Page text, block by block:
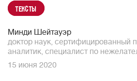
Тексты
Минди Шейтауэр
доктор наук, сертифицированный
аналитик, специалист по
15 июня 2020